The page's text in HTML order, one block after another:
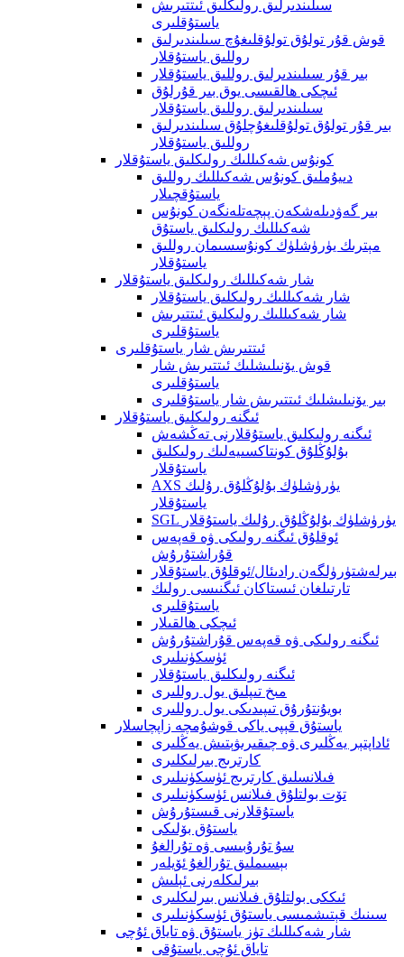
سىلىندىرلىق رولىكلىق ئىتتىرىش
ياستۇقلىرى
قوش قۇر تولۇق تولۇقلىغۇچ سىلىندىرلىق
روللىق ياستۇقلار
بىر قۇر سىلىندىرلىق روللىق ياستۇقلار
ئىچكى ھالقىسى يوق بىر قۇرلۇق
سىلىندىرلىق روللىق ياستۇقلار
بىر قۇر تولۇق تولۇقلىغۇچلۇق سىلىندىرلىق
روللىق ياستۇقلار
كونۇس شەكىللىك رولىكلىق ياستۇقلار
دىيۇملىق كونۇس شەكىللىك روللىق
ياستۇقچىلار
بىر گەۋدىلەشكەن پېچەتلەنگەن كونۇس
شەكىللىك رولىكلىق ياستۇق
مېترىك يۈرۈشلۈك كونۇسسىمان روللىق
ياستۇقلار
شار شەكىللىك رولىكلىق ياستۇقلار
شار شەكىللىك رولىكلىق ياستۇقلار
شار شەكىللىك رولىكلىق ئىتتىرىش
ياستۇقلىرى
ئىتتىرىش شار ياستۇقلىرى
قوش يۆنىلىشلىك ئىتتىرىش شار
ياستۇقلىرى
بىر يۆنىلىشلىك ئىتتىرىش شار ياستۇقلىرى
ئىگنە رولىكلىق ياستۇقلار
ئىگنە رولىكلىق ياستۇقلارنى تەڭشەش
بۇلۇڭلۇق كونتاكسىيەلىك رولىكلىق
ياستۇقلار
AXS يۈرۈشلۈك بۇلۇڭلۇق رۇلىك
ياستۇقلار
SGL يۈرۈشلۈك بۇلۇڭلۇق رۇلىك ياستۇقلار
ئوقلۇق ئىگنە رولىكى ۋە قەپەس
قۇراشتۇرۇش
بىرلەشتۈرۈلگەن رادىئال/ئوقلۇق ياستۇقلار
تارتىلغان ئىستاكان ئىگنىسى رولىك
ياستۇقلىرى
ئىچكى ھالقىلار
ئىگنە رولىكى ۋە قەپەس قۇراشتۇرۇش
ئۈسكۈنىلىرى
ئىگنە رولىكلىق ياستۇقلار
مىخ تىپلىق يول روللىرى
بويۇنتۇرۇق تىپىدىكى يول روللىرى
ياستۇق قېپى ياكى قوشۇمچە زاپچاسلار
ئاداپتېر يەڭلىرى ۋە چىقىرىۋېتىش يەڭلىرى
كارترىج بىرلىكلىرى
فىلانسلىق كارترىج ئۈسكۈنىلىرى
تۆت بولتلۇق فىلانس ئۈسكۈنىلىرى
ياستۇقلارنى قىستۇرۇش
ياستۇق بۆلىكى
سۇ تۇرۇبىسى ۋە تۇرالغۇ
بېسىملىق تۇرالغۇ ئۆيلەر
بىرلىكلەرنى ئېلىش
ئىككى بولتلۇق فىلانس بىرلىكلىرى
سىنىك قېتىشمىسى ياستۇق ئۈسكۈنىلىرى
شار شەكىللىك تۈز ياستۇق ۋە تاياق ئۇچى
تاياق ئۇچى ياستۇقى